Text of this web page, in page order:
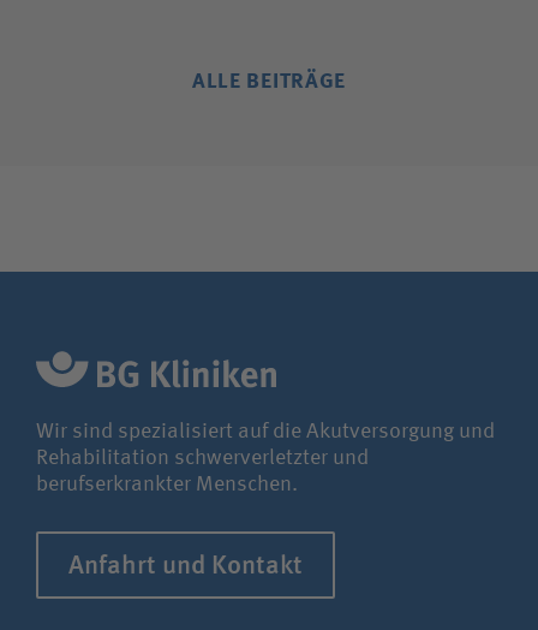
ALLE BEITRÄGE
Wir sind spezialisiert auf die Akutversorgung und
Rehabilitation schwerverletzter und
berufserkrankter Menschen.
Anfahrt und Kontakt